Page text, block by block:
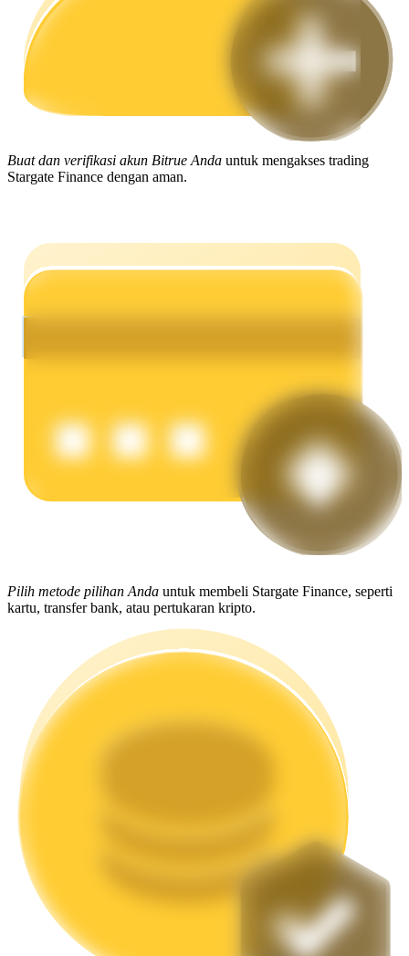
Pelajari cara untuk tetap menghasilkan keuntungan
Menghasilkan
Pengembalian tinggi & akses instan
Buat dan verifikasi akun Bitrue Anda untuk mengakses trading
Stargate Finance dengan aman.
Pilih metode pilihan Anda untuk membeli Stargate Finance, seperti
kartu, transfer bank, atau pertukaran kripto.